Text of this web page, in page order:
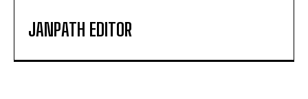
JANPATH EDITOR